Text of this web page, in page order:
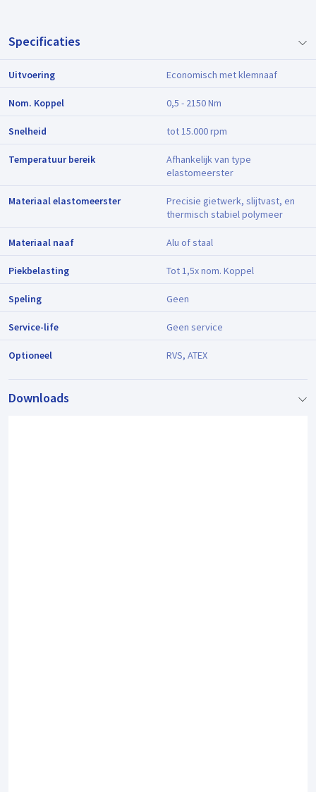
Specificaties
Uitvoering Economisch met klemnaaf
Nom. Koppel 0,5 - 2150 Nm
Snelheid tot 15.000 rpm
Temperatuur bereik
Afhankelijk van type
elastomeerster
Materiaal elastomeerster
Precisie gietwerk, slijtvast, en
thermisch stabiel polymeer
Materiaal naaf Alu of staal
Piekbelasting Tot 1,5x nom. Koppel
Speling Geen
Service-life Geen service
Optioneel RVS, ATEX
Downloads